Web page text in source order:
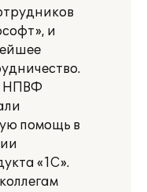
и
НПВФ
помощь в
«1С».